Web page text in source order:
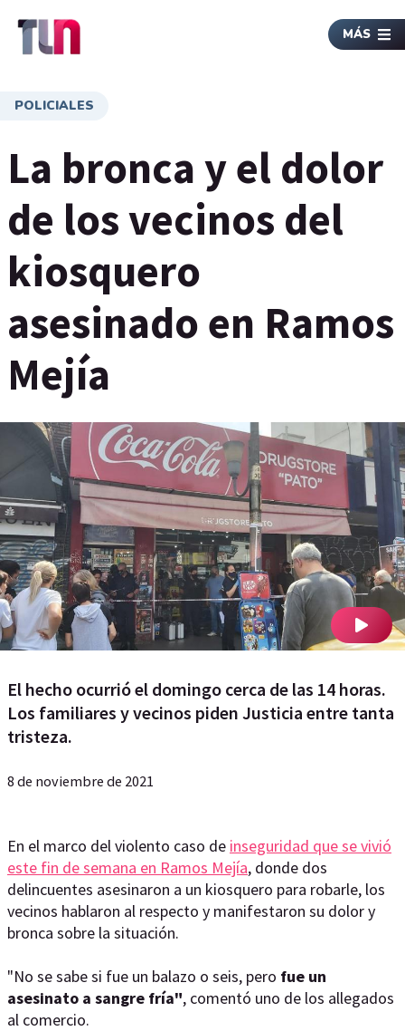
MÁS
POLICIALES
La bronca y el dolor
de los vecinos del
kiosquero
asesinado en Ramos
Mejía
El hecho ocurrió el domingo cerca de las 14 horas.
Los familiares y vecinos piden Justicia entre tanta
tristeza.
8 de noviembre de 2021
En el marco del violento caso de inseguridad que se vivió
este fin de semana en Ramos Mejía, donde dos
delincuentes asesinaron a un kiosquero para robarle, los
vecinos hablaron al respecto y manifestaron su dolor y
bronca sobre la situación.
"No se sabe si fue un balazo o seis, pero fue un
asesinato a sangre fría", comentó uno de los allegados
al comercio.